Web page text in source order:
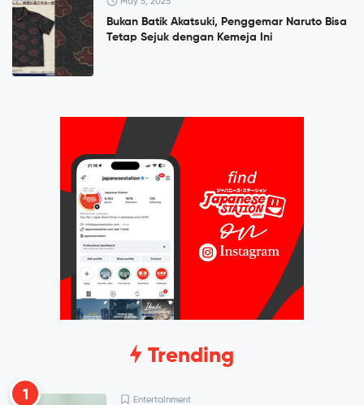
Bukan Batik Akatsuki, Penggemar Naruto Bisa
Tetap Sejuk dengan Kemeja Ini
Trending
1 Entertainment